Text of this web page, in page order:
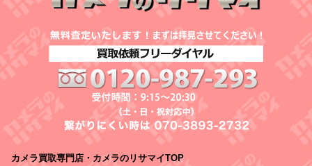
カメラ買取専門店・カメラのリサマイTOP